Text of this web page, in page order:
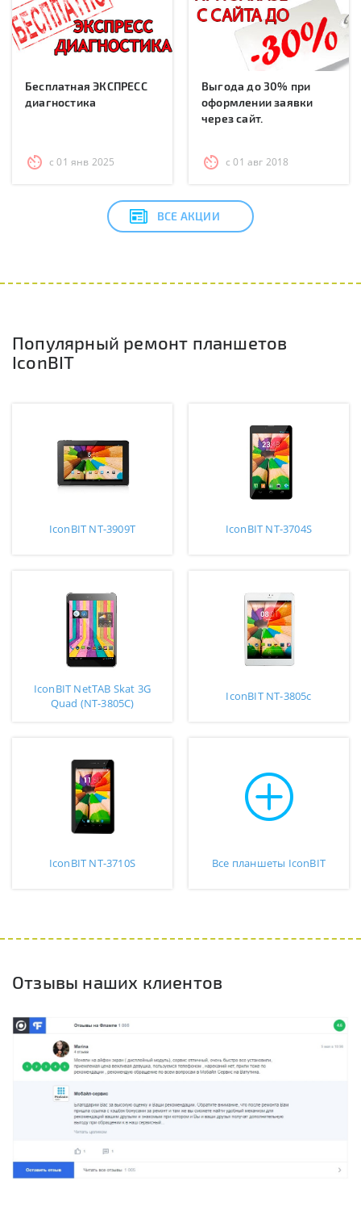
Бесплатная ЭКСПРЕСС
диагностика
с 01 янв 2025
Выгода до 30% при
оформлении заявки
через сайт.
с 01 авг 2018
ВСЕ АКЦИИ
Популярный ремонт планшетов
IconBIT
IconBIT NT-3909T IconBIT NT-3704S
IconBIT NetTAB Skat 3G
Quad (NT-3805C)
IconBIT NT-3805c
IconBIT NT-3710S Все планшеты IconBIT
Отзывы наших клиентов